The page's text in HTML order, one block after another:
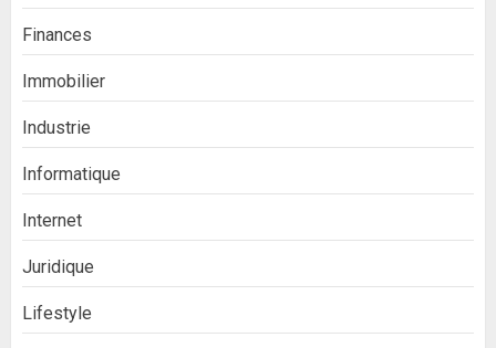
Finances
Immobilier
Industrie
Informatique
Internet
Juridique
Lifestyle